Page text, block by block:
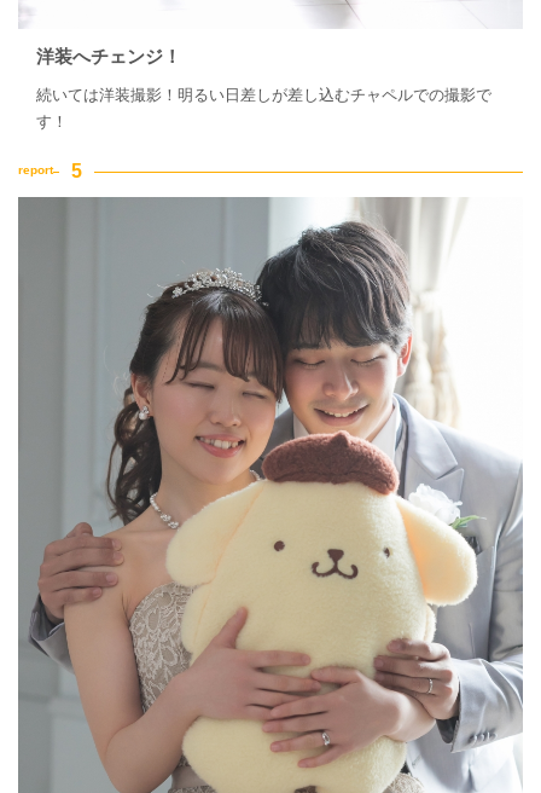
洋装へチェンジ！
続いては洋装撮影！明るい日差しが差し込むチャペルでの撮影で
す！